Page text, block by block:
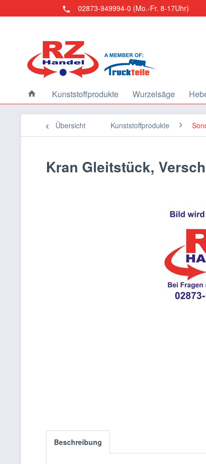
02873-949994-0 (Mo.-Fr. 8-17Uhr)
Kunststoffprodukte Wurzelsäge
Übersicht Kunststoffprodukte
Kran Gleitstück,
Beschreibung